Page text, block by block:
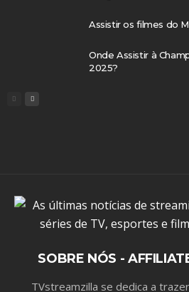
Assistir os filmes do
Onde Assistir à
2025?
SOBRE NÓS -
TVstreamzilla se dedica a